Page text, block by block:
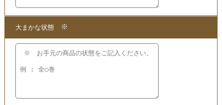
★当店ではこちらの他にも
苫米地英人のDVDを買取いたしております。
となる商品をご覧いただけますので